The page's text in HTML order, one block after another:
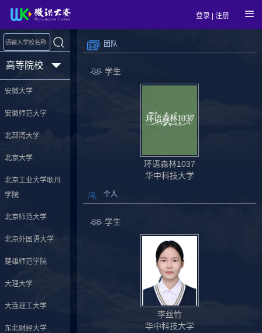
登录 |注册
高等院校
安徽大学
安徽师范大学
北部湾大学
北京大学
北京工业大学耿丹
学院
北京师范大学
北京外国语大学
楚雄师范学院
大理大学
大连理工大学
东北财经大学
团队
学生
环语森林1037
华中科技大学
个人
学生
李丝竹
华中科技大学